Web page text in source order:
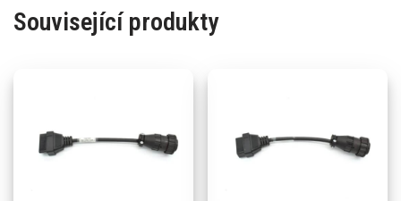
Související produkty